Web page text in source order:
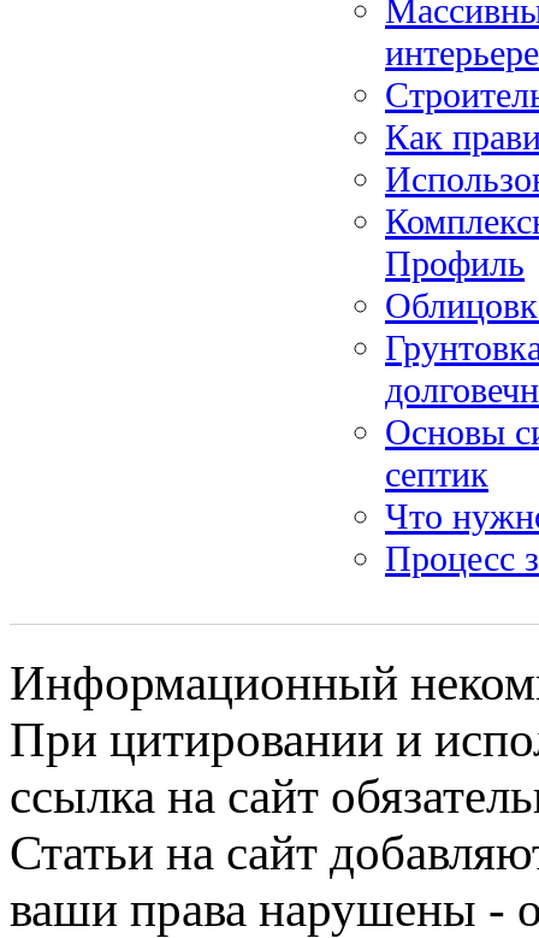
интерьере
Как
Профиль
Основы
септик
Что
Процесс
Информационный
При цитировании и
ссылка на сайт
Статьи на сайт
ваши права нарушены -